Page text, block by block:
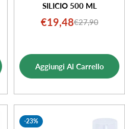
SILICIO 500 ML
Prezzo
vendita
€19,48Prezzo
€27,90
Aggiungi Al Carrello
-23%